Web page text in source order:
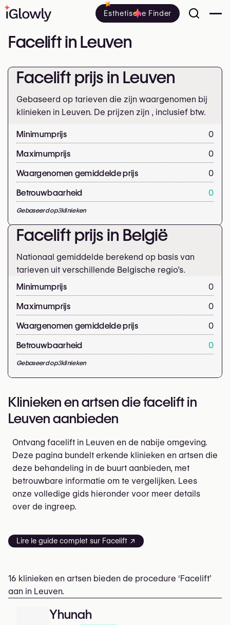
Esthetische Finder
Facelift in Leuven
Facelift prijs in Leuven
Gebaseerd op tarieven die zijn waargenomen bij
klinieken in Leuven. De prijzen zijn , inclusief btw.
Minimumprijs
0
Maximumprijs
0
Waargenomen gemiddelde prijs
0
Betrouwbaarheid
0
Gebaseerd op3klinieken
Facelift prijs in België
Nationaal gemiddelde berekend op basis van
tarieven uit verschillende Belgische regio’s.
Minimumprijs
0
Maximumprijs
0
Waargenomen gemiddelde prijs
0
Betrouwbaarheid
0
Gebaseerd op3klinieken
Klinieken en artsen die facelift in
Leuven aanbieden
Ontvang facelift in Leuven en de nabije omgeving.
Deze pagina bundelt erkende klinieken en artsen die
deze behandeling in de buurt aanbieden, met
betrouwbare informatie om te vergelijken. Lees
onze volledige gids hieronder voor meer details
over de ingreep.
Lire le guide complet sur Facelift ↗
16 klinieken en artsen bieden de procedure ‘Facelift’
aan in Leuven.
Yhunah